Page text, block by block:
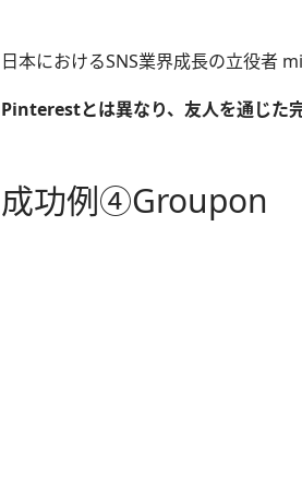
日本におけるSNS業界成長の立役者
Pinterestとは異なり、友人を通じた
成功例④Groupon